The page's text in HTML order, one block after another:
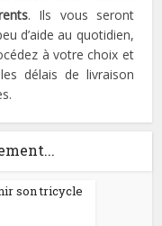
. Ils vous seront
d’aide au quotidien,
à votre choix et
délais de livraison
son tricycle